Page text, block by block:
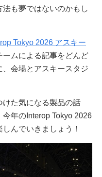
も夢ではないのかもし
Tokyo 2026 アスキー
ームによる記事をどんど
会場とアスキースタジ
た気になる製品の話
年のInterop Tokyo 2026
んでいきましょう！